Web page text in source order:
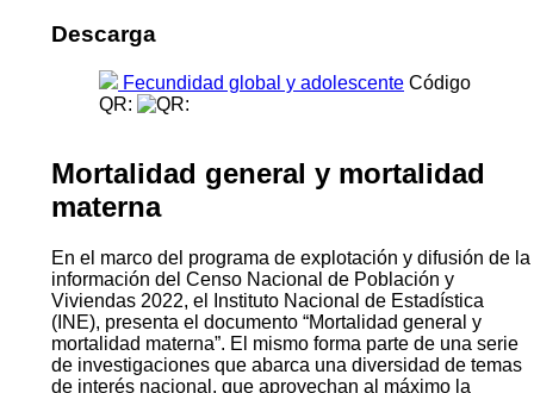
Descarga
Fecundidad global y adolescente Código
QR:
Mortalidad general y mortalidad
materna
En el marco del programa de explotación y difusión de la
información del Censo Nacional de Población y
Viviendas 2022, el Instituto Nacional de Estadística
(INE), presenta el documento “Mortalidad general y
mortalidad materna”. El mismo forma parte de una serie
de investigaciones que abarca una diversidad de temas
de interés nacional, que aprovechan al máximo la